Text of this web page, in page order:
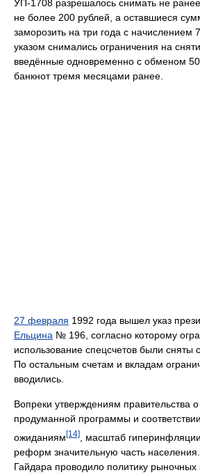
УП-1708 разрешалось снимать не ранее
не более 200 рублей, а оставшиеся
заморозить на три года с начислением
указом снимались ограничения на
введённые одновременно с обменом
банкнот тремя месяцами ранее.
27 февраля 1992 года вышел указ
Ельцина № 196, согласно которому
использование спецсчетов были сняты с
По остальным счетам и вкладам
вводились.
Вопреки утверждениям правительства
продуманной программы и
ожиданиям [14]
, масштаб
реформ значительную часть
Гайдара проводило политику рыночных